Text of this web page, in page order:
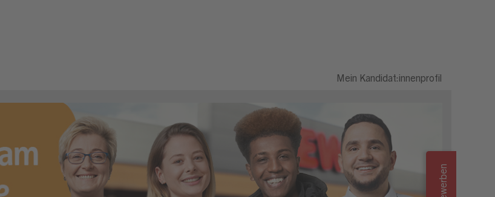
Mein Kandidat:innenprofil
Feinkost (Frischetheke) (m/w/d)